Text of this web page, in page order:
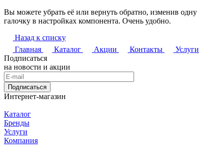
Вы можете убрать её или вернуть обратно, изменив одну
галочку в настройках компонента. Очень удобно.
Назад к списку
Главная
Каталог Акции Контакты
Услуги
Подписаться
на новости и акции
Подписаться
Интернет-магазин
Каталог
Бренды
Услуги
Компания